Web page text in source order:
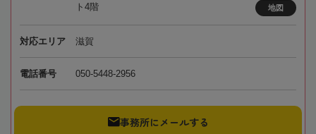
ト4階
地図
対応エリア 滋賀
電話番号 050-5448-2956
事務所にメールする